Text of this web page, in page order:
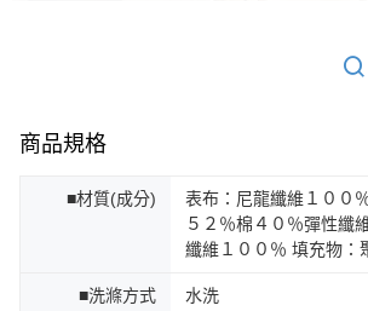
商品規格
■材質(成分)
表布：尼龍纖維１００
５２％棉４０％彈性纖
纖維１００％ 填充物：
■洗滌方式 水洗